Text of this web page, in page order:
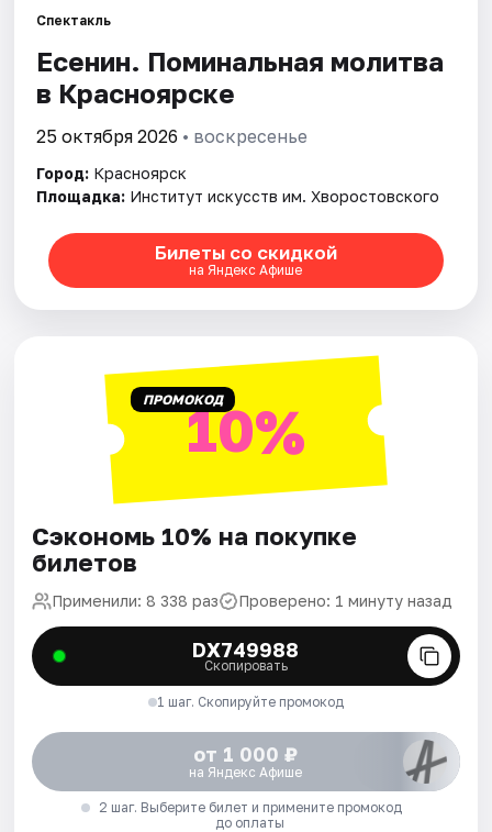
Города
Площадки
Рейтинги
Спектакль
Есенин. Поминальная молитва
в Красноярске
25 октября 2026 • воскресенье
Город: Красноярск
Площадка: Институт искусств им. Хворостовского
Билеты со скидкой
на Яндекс Афише
ПРОМОКОД10%
Сэкономь 10% на покупке
билетов
Применили: 8 338 раз Проверено: 1 минуту назад
DX749988
Скопировать
1 шаг. Скопируйте промокод
от 1 000 ₽
на Яндекс Афише
2 шаг. Выберите билет и примените промокод
до оплаты